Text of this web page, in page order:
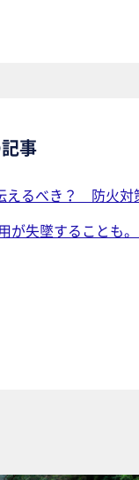
事
えるべき？ 防火対
が失墜することも